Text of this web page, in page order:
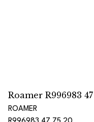
Roamer R996983
ROAMER